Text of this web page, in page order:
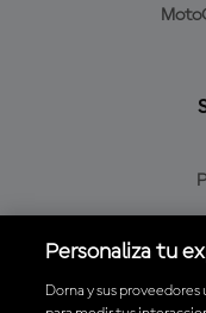
Personaliza tu
Dorna y sus